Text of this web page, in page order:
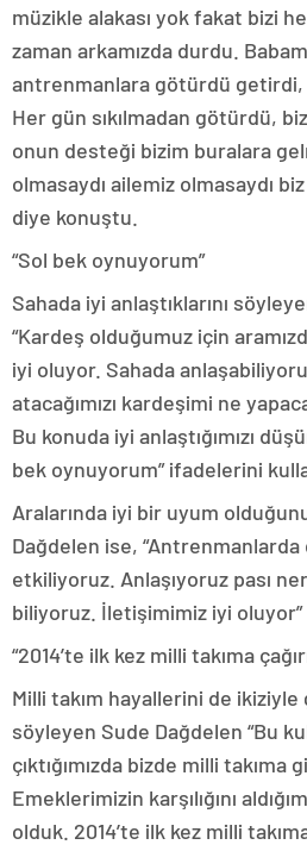
müzikle alakası yok fakat bizi
zaman arkamızda durdu.
antrenmanlara götürdü getirdi,
Her gün sıkılmadan götürdü,
onun desteği bizim buralara
olmasaydı ailemiz olmasaydı
diye konuştu.
“Sol bek oynuyorum”
Sahada iyi anlaştıklarını
“Kardeş olduğumuz için
iyi oluyor. Sahada
atacağımızı kardeşimi ne
Bu konuda iyi anlaştığımızı
bek oynuyorum” ifadelerini
Aralarında iyi bir uyum
Dağdelen ise,
etkiliyoruz. Anlaşıyoruz pası
biliyoruz. İletişimimiz iyi
“2014’te ilk kez milli takıma
Milli takım hayallerini de
söyleyen Sude Dağdelen “Bu
çıktığımızda bizde milli
Emeklerimizin karşılığını
olduk. 2014’te ilk kez milli